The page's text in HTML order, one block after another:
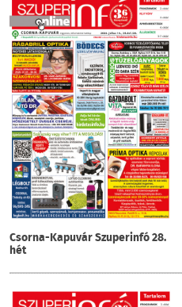
Csorna-Kapuvár Szuperinfó 28.
hét